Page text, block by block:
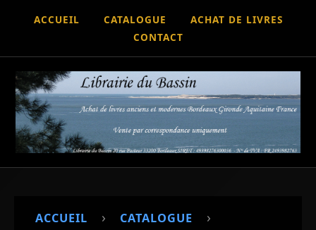
ACCUEIL CATALOGUE
ACHAT DE LIVRES
CONTACT
ACCUEIL › CATALOGUE ›